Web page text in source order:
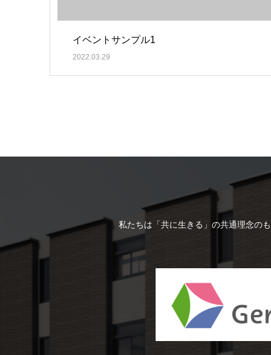
イベントサンプル1
2022.03.29
私たちは「共に生きる」の共通理念の